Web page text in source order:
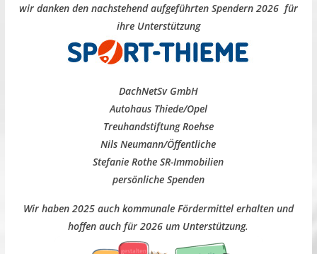
wir danken den nachstehend aufgeführten Spendern 2026 für
ihre Unterstützung
DachNetSv GmbH
Autohaus Thiede/Opel
Treuhandstiftung Roehse
Nils Neumann/Öffentliche
Stefanie Rothe SR-Immobilien
persönliche Spenden
Wir haben 2025 auch kommunale Fördermittel erhalten und
hoffen auch für 2026 um Unterstützung.